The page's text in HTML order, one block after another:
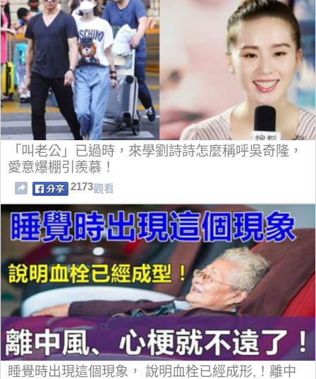
「叫老公」已過時，來學劉詩詩怎麼稱呼吳奇隆，
愛意爆棚引羨慕！
2173觀看
睡覺時出現這個現象， 說明血栓已經成形,！離中